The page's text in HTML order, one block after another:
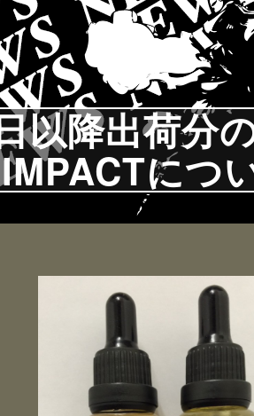
以降出荷分
IMPACTにつ